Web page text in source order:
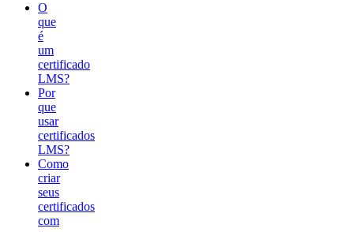
O
que
é
um
certificado
LMS?
Por
que
usar
certificados
LMS?
Como
criar
seus
certificados
com